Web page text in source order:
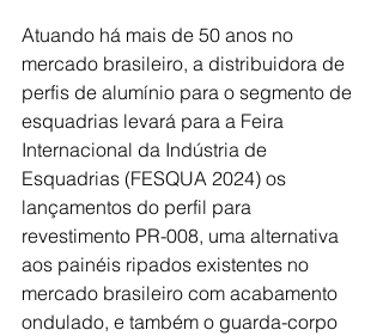
Atuando há mais de 50 anos no
mercado brasileiro, a distribuidora de
perfis de alumínio para o segmento de
esquadrias levará para a Feira
Internacional da Indústria de
Esquadrias (FESQUA 2024) os
lançamentos do perfil para
revestimento PR-008, uma alternativa
aos painéis ripados existentes no
mercado brasileiro com acabamento
ondulado, e também o guarda-corpo